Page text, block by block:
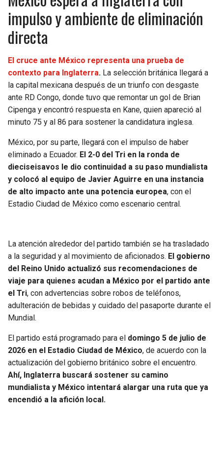
impulso y ambiente de eliminación
directa
El cruce ante México representa una prueba de
contexto para Inglaterra. La selección británica llegará a
la capital mexicana después de un triunfo con desgaste
ante RD Congo, donde tuvo que remontar un gol de Brian
Cipenga y encontró respuesta en Kane, quien apareció al
minuto 75 y al 86 para sostener la candidatura inglesa.
México, por su parte, llegará con el impulso de haber
eliminado a Ecuador. El 2-0 del Tri en la ronda de
dieciseisavos le dio continuidad a su paso mundialista
y colocó al equipo de Javier Aguirre en una instancia
de alto impacto ante una potencia europea, con el
Estadio Ciudad de México como escenario central.
La atención alrededor del partido también se ha trasladado
a la seguridad y al movimiento de aficionados. El gobierno
del Reino Unido actualizó sus recomendaciones de
viaje para quienes acudan a México por el partido ante
el Tri, con advertencias sobre robos de teléfonos,
adulteración de bebidas y cuidado del pasaporte durante el
Mundial.
El partido está programado para el domingo 5 de julio de
2026 en el Estadio Ciudad de México, de acuerdo con la
actualización del gobierno británico sobre el encuentro.
Ahí, Inglaterra buscará sostener su camino
mundialista y México intentará alargar una ruta que ya
encendió a la afición local.